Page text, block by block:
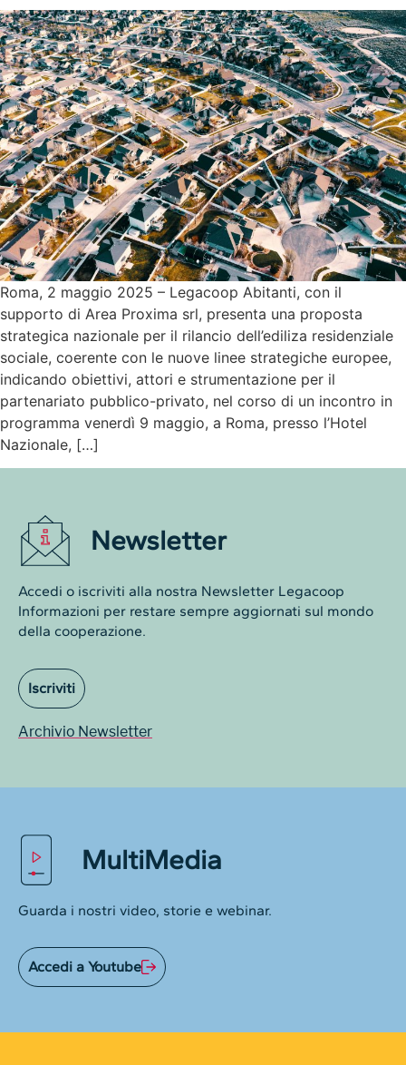
Roma, 2 maggio 2025 – Legacoop Abitanti, con il
supporto di Area Proxima srl, presenta una proposta
strategica nazionale per il rilancio dell’ediliza residenziale
sociale, coerente con le nuove linee strategiche europee,
indicando obiettivi, attori e strumentazione per il
partenariato pubblico-privato, nel corso di un incontro in
programma venerdì 9 maggio, a Roma, presso l’Hotel
Nazionale, […]
Newsletter
Accedi o iscriviti alla nostra Newsletter Legacoop
Informazioni per restare sempre aggiornati sul mondo
della cooperazione.
Iscriviti
Archivio Newsletter
MultiMedia
Guarda i nostri video, storie e webinar.
Accedi a Youtube